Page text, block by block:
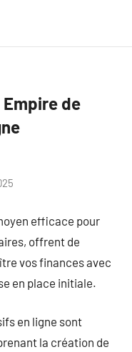
de
efficace pour
offrent de
vos finances avec
en place initiale.
en ligne sont
la création de